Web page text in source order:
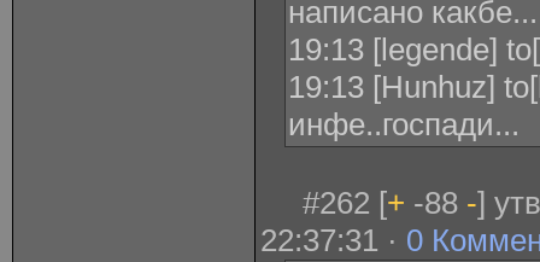
написано
19:13 [legende]
19:13 [Hunhuz]
инфе..госпади...
#262 [+ -88 -]
22:37:31 · 0